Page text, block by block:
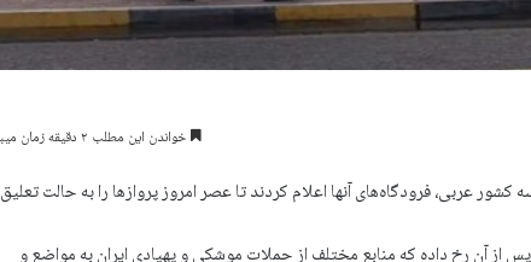
خواندن این مطلب ۲ دقیقه زمان میبرد
عربی، فرودگاه‌های آنها اعلام کردند تا عصر امروز پروازها را به حالت تعلیق